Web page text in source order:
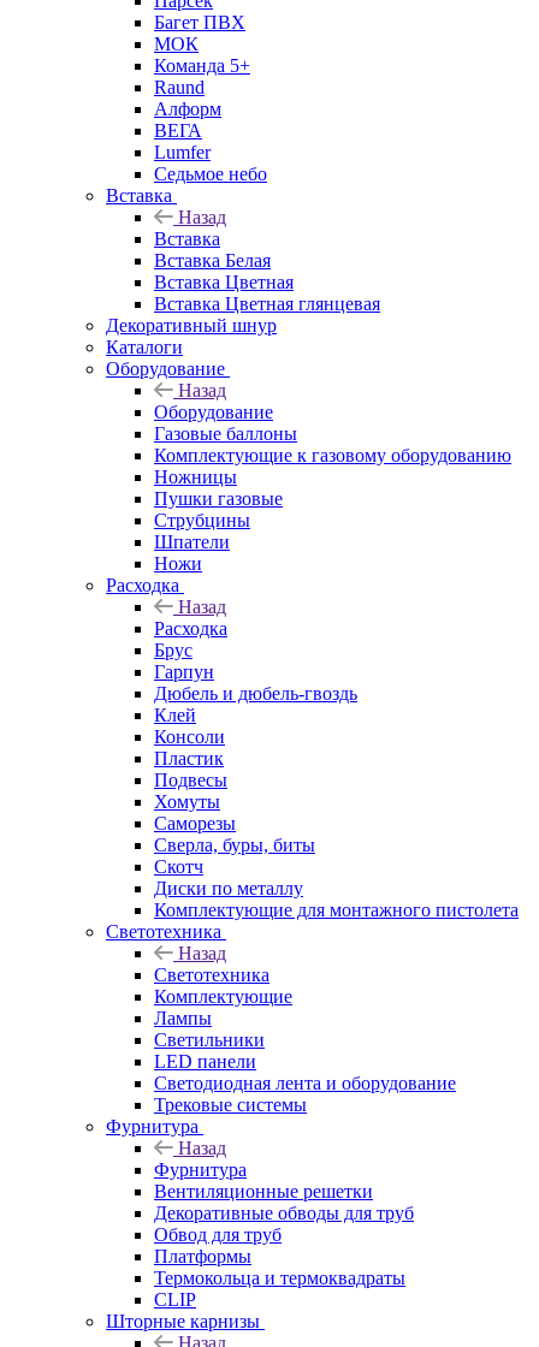
Багет ПВХ
МОК
Команда 5+
Raund
Алформ
ВЕГА
Lumfer
Седьмое небо
Вставка
Назад
Вставка
Вставка Белая
Вставка Цветная
Вставка Цветная глянцевая
Декоративный шнур
Каталоги
Оборудование
Назад
Оборудование
Газовые баллоны
Комплектующие к газовому оборудованию
Ножницы
Пушки газовые
Струбцины
Шпатели
Ножи
Расходка
Назад
Расходка
Брус
Гарпун
Дюбель и дюбель-гвоздь
Клей
Консоли
Пластик
Подвесы
Хомуты
Саморезы
Сверла, буры, биты
Скотч
Диски по металлу
Комплектующие для монтажного пистолета
Светотехника
Назад
Светотехника
Комплектующие
Лампы
Светильники
LED панели
Светодиодная лента и оборудование
Трековые системы
Фурнитура
Назад
Фурнитура
Вентиляционные решетки
Декоративные обводы для труб
Обвод для труб
Платформы
Термокольца и термоквадраты
CLIP
Шторные карнизы
Назад